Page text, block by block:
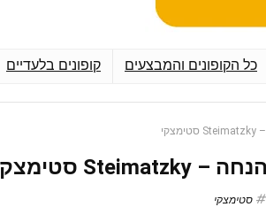
כל הקופונים והמבצעים קופונים בלעדיים